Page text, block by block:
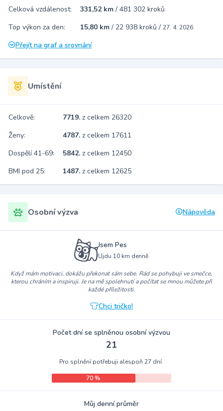
Celková vzdálenost:
331,52 km / 481 302 kroků
Top výkon za den:
15,80 km / 22 938 kroků / 27. 4. 2026
Přejít na graf a srovnání
Umístění
Celkově: 7719. z celkem 26320
Ženy:
4787. z celkem 17611
Dospělí 41-69:
5842. z celkem 12450
BMI pod 25:
1487. z celkem 12625
Osobní výzva Nápověda
Jsem Pes
Ujdu 10 km denně
Když mám motivaci, dokážu překonat sám sebe. Rád se pohybuji ve smečce,
kterou chráním a inspiruji. Je na mě spolehnutí a počítat se mnou můžete při
každé příležitosti.
Chci tričko!
Počet dní se splněnou osobní výzvou
21
Pro splnění potřebuji alespoň 27 dní.
70 %
Můj denní průměr